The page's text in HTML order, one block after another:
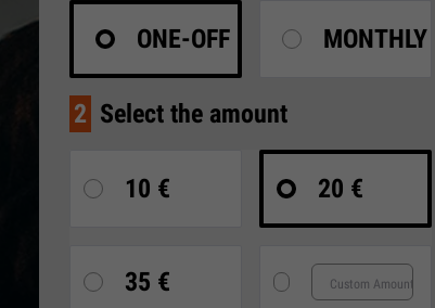
ONE-OFF MONTHLY
2 Select the amount
10 € 20 €
35 €